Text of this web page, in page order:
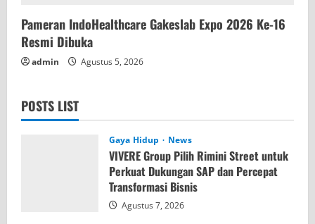
Pameran IndoHealthcare Gakeslab Expo 2026 Ke-16
Resmi Dibuka
admin Agustus 5, 2026
POSTS LIST
Gaya Hidup News
VIVERE Group Pilih Rimini Street untuk
Perkuat Dukungan SAP dan Percepat
Transformasi Bisnis
Agustus 7, 2026